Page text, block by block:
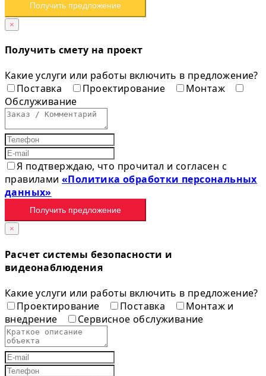
Получить предложение
×
Получить смету на проект
Какие услуги или работы включить в предложение?
Поставка
Проектирование
Монтаж
Обслуживание
Я подтверждаю, что прочитал и согласен с
правилами«Политика обработки персональных
данных»
Получить предложение
×
Расчет системы безопасности и
видеонаблюдения
Какие услуги или работы включить в предложение?
Проектирование
Поставка
Монтаж и
внедрение
Сервисное обслуживание